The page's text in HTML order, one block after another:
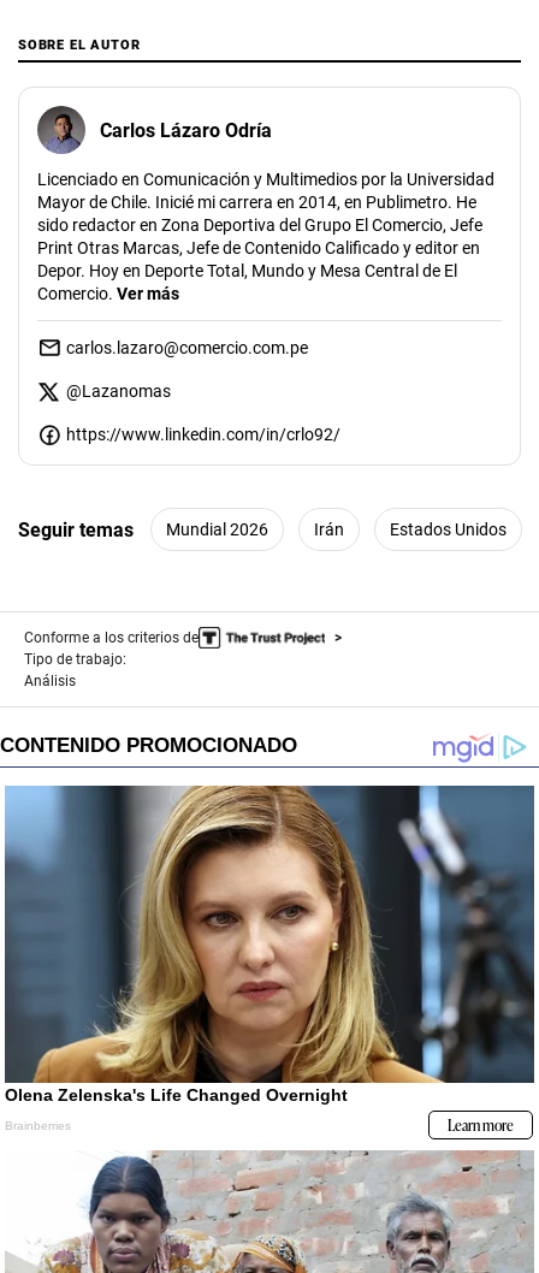
SOBRE EL AUTOR
Carlos Lázaro Odría
Licenciado en Comunicación y Multimedios por la Universidad
Mayor de Chile. Inicié mi carrera en 2014, en Publimetro. He
sido redactor en Zona Deportiva del Grupo El Comercio, Jefe
Print Otras Marcas, Jefe de Contenido Calificado y editor en
Depor. Hoy en Deporte Total, Mundo y Mesa Central de El
Comercio. Ver más
carlos.lazaro@comercio.com.pe
@Lazanomas
https://www.linkedin.com/in/crlo92/
Seguir temas Mundial 2026 Irán Estados Unidos
Conforme a los criterios de
Tipo de trabajo:
Análisis